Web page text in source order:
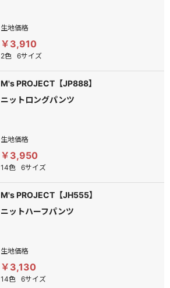
生地価格
￥3,910
2色 6サイズ
M's PROJECT【JP888】
ニットロングパンツ
生地価格
￥3,950
14色 6サイズ
M's PROJECT【JH555】
ニットハーフパンツ
生地価格
￥3,130
14色 6サイズ